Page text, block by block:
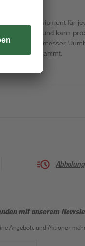
Grill-Equipment für
robust und kann
das Steakmesser
stammt.
mit unserem
Angebote und Aktionen